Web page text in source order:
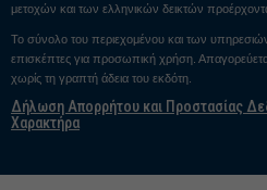
μετοχών και των ελληνικών δεικτών
Το σύνολο του περιεχομένου και των υπηρεσιών
επισκέπτες για προσωπική χρήση.
χωρίς τη γραπτή άδεια του εκδότη.
Δήλωση Απορρήτου και Προστασίας
Χαρακτήρα